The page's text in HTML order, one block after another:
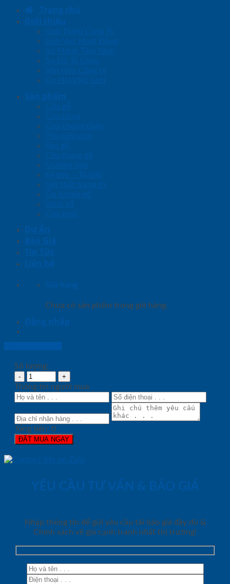
Trang chủ
Giới thiệu
Giới Thiệu Công Ty
Lĩnh Vực Hoạt Động
Sứ Mệnh Tầm Nhìn
Sơ Đồ Tổ Chức
Văn Hóa Công ty
Cơ Hội Việc Làm
Sản phẩm
Cửa gỗ
Cửa nhựa
Cửa chống cháy
Phụ kiện cửa
Sàn gỗ
Cầu thang gỗ
Giường ngủ
Kệ bếp – Tủ bếp
Nội thất trang trí
Ốp tường gỗ
Vách gỗ
Cửa kính
Dự Án
Báo Giá
Tin Tức
Liên hệ
Giỏ hàng
Chưa có sản phẩm trong giỏ hàng.
Đăng nhập
Số lượng:
Thông tin người mua
Tổng tiền: 0
ĐẶT MUA NGAY
YÊU CẦU TƯ VẤN & BÁO GIÁ
Nhập thông tin để gửi yêu cầu tải báo giá đầy đủ &
Chính sách về giá cạnh tranh nhất thị trường!